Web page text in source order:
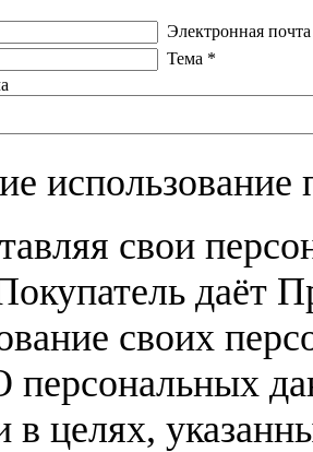
Электронная почта
Тема *
свои
даёт
своих
в целях,